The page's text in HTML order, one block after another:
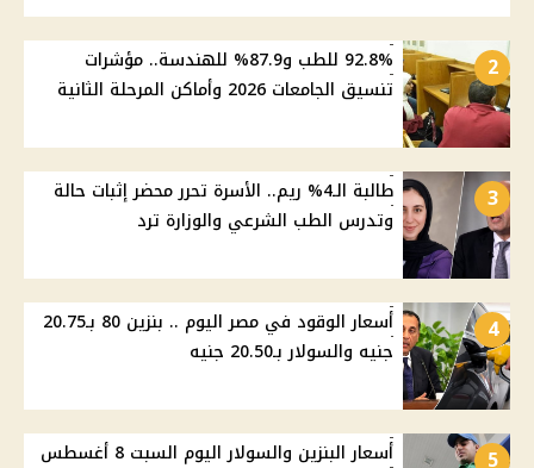
2
92.8% للطب و87.9% للهندسة.. مؤشرات
تنسيق الجامعات 2026 وأماكن المرحلة الثانية
3
طالبة الـ4% ريم.. الأسرة تحرر محضر إثبات حالة
وتدرس الطب الشرعي والوزارة ترد
4
أسعار الوقود في مصر اليوم .. بنزين 80 بـ20.75
جنيه والسولار بـ20.50 جنيه
5
أسعار البنزين والسولار اليوم السبت 8 أغسطس